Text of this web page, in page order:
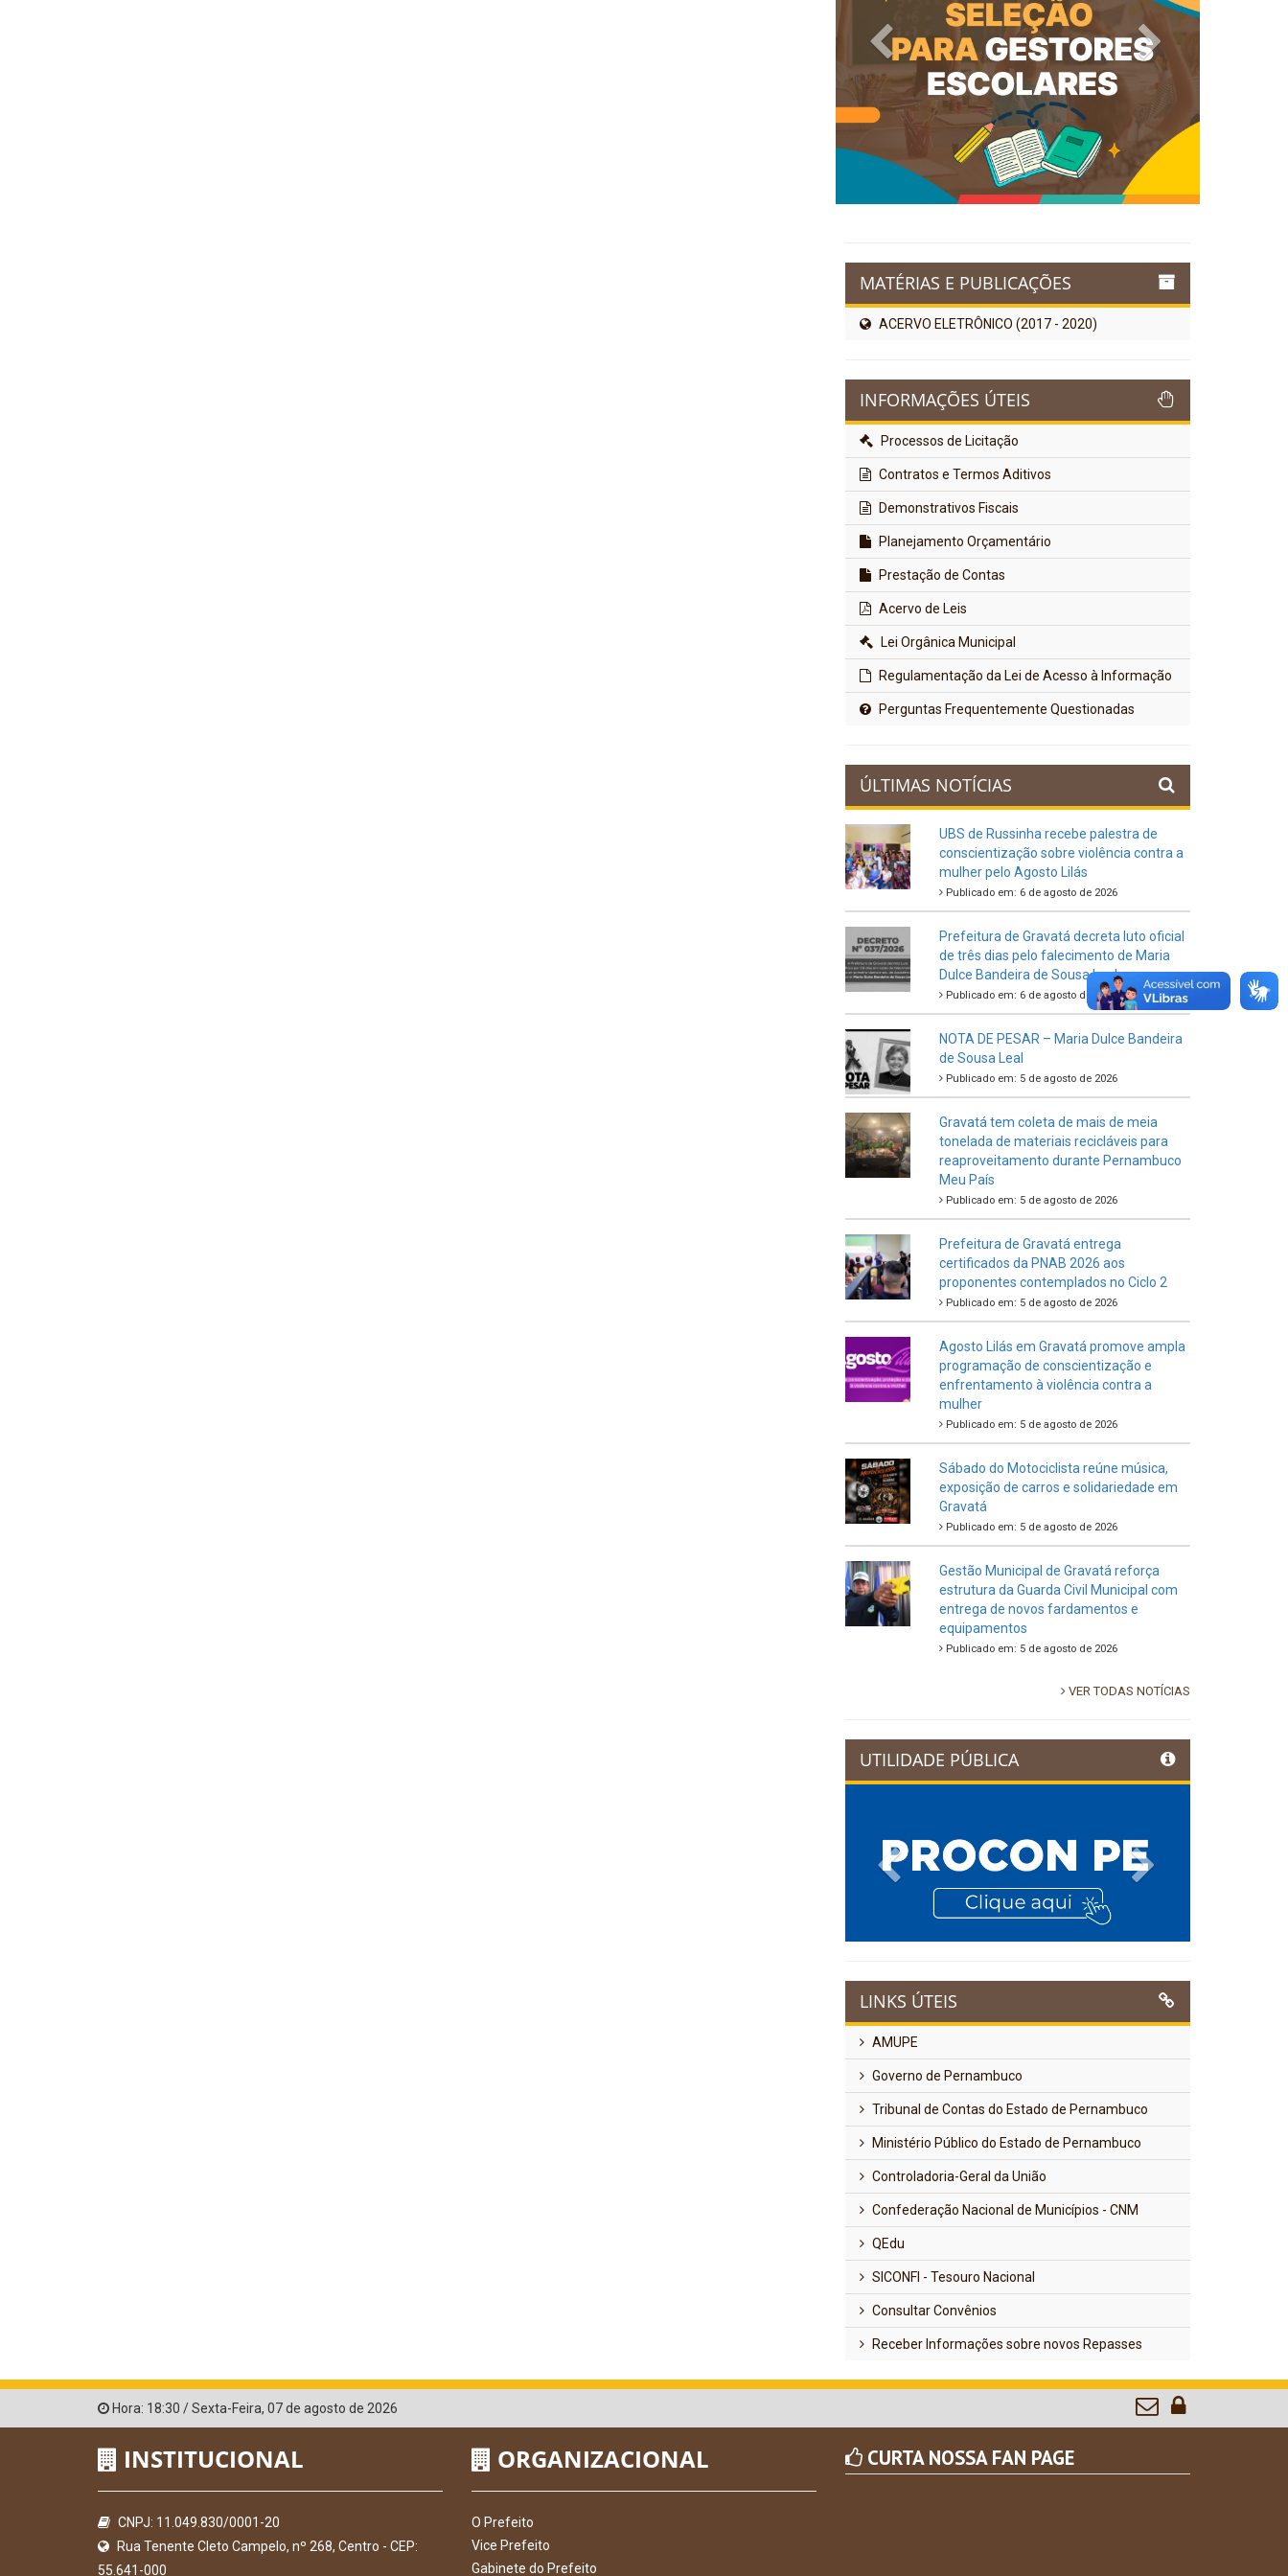
Previous Next
MATÉRIAS E PUBLICAÇÕES
ACERVO ELETRÔNICO (2017 - 2020)
INFORMAÇÕES ÚTEIS
Processos de Licitação
Contratos e Termos Aditivos
Demonstrativos Fiscais
Planejamento Orçamentário
Prestação de Contas
Acervo de Leis
Lei Orgânica Municipal
Regulamentação da Lei de Acesso à Informação
Perguntas Frequentemente Questionadas
ÚLTIMAS NOTÍCIAS
UBS de Russinha recebe palestra de
conscientização sobre violência contra a
mulher pelo Agosto Lilás
Publicado em: 6 de agosto de 2026
Prefeitura de Gravatá decreta luto oficial
de três dias pelo falecimento de Maria
Dulce Bandeira de Sousa Leal
Publicado em: 6 de agosto de 2026
NOTA DE PESAR – Maria Dulce Bandeira
de Sousa Leal
Publicado em: 5 de agosto de 2026
Gravatá tem coleta de mais de meia
tonelada de materiais recicláveis para
reaproveitamento durante Pernambuco
Meu País
Publicado em: 5 de agosto de 2026
Prefeitura de Gravatá entrega
certificados da PNAB 2026 aos
proponentes contemplados no Ciclo 2
Publicado em: 5 de agosto de 2026
Agosto Lilás em Gravatá promove ampla
programação de conscientização e
enfrentamento à violência contra a
mulher
Publicado em: 5 de agosto de 2026
Sábado do Motociclista reúne música,
exposição de carros e solidariedade em
Gravatá
Publicado em: 5 de agosto de 2026
Gestão Municipal de Gravatá reforça
estrutura da Guarda Civil Municipal com
entrega de novos fardamentos e
equipamentos
Publicado em: 5 de agosto de 2026
VER TODAS NOTÍCIAS
UTILIDADE PÚBLICA
Previous
LINKS ÚTEIS
AMUPE
Governo de Pernambuco
Tribunal de Contas do Estado de Pernambuco
Ministério Público do Estado de Pernambuco
Controladoria-Geral da União
Confederação Nacional de Municípios - CNM
QEdu
SICONFI - Tesouro Nacional
Consultar Convênios
Receber Informações sobre novos Repasses
Hora: 18:30 /Sexta-Feira, 07 de agosto de 2026
INSTITUCIONAL
CNPJ: 11.049.830/0001-20
Rua Tenente Cleto Campelo, nº 268, Centro - CEP:
55.641-000
ORGANIZACIONAL
O Prefeito
Vice Prefeito
Gabinete do Prefeito
CURTA NOSSA FAN PAGE